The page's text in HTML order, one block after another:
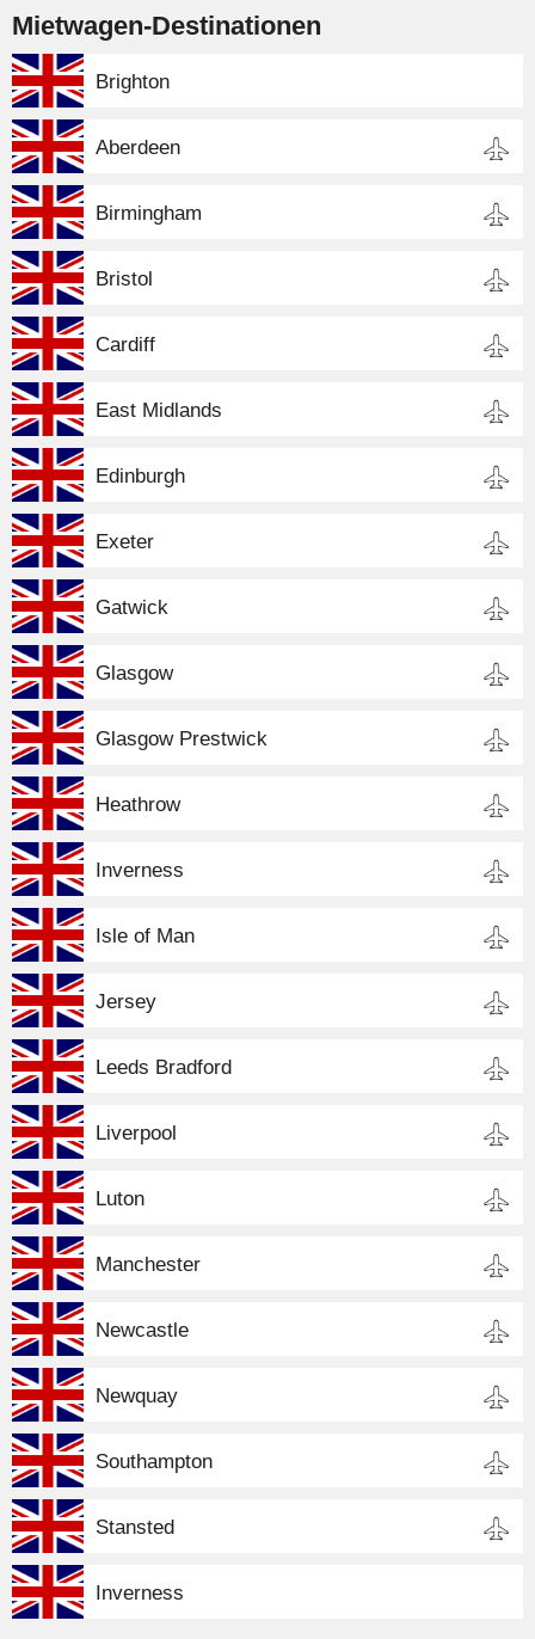
Mietwagen-Destinationen
Brighton
Aberdeen
Birmingham
Bristol
Cardiff
East Midlands
Edinburgh
Exeter
Gatwick
Glasgow
Glasgow Prestwick
Heathrow
Inverness
Isle of Man
Jersey
Leeds Bradford
Liverpool
Luton
Manchester
Newcastle
Newquay
Southampton
Stansted
Inverness